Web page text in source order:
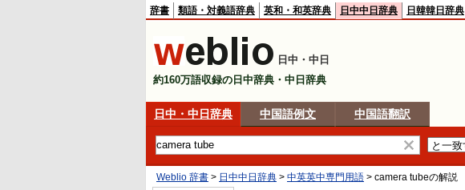
辞書 類語・対義語辞典 英和・和英辞典 日中中日辞典 日韓韓日辞典
日中・中日
約160万語収録の日中辞典・中日辞典
日中・中日辞典 中国語例文 中国語翻訳
Weblio 辞書 > 日中中日辞典 > 中英英中専門用語 > camera tubeの解説